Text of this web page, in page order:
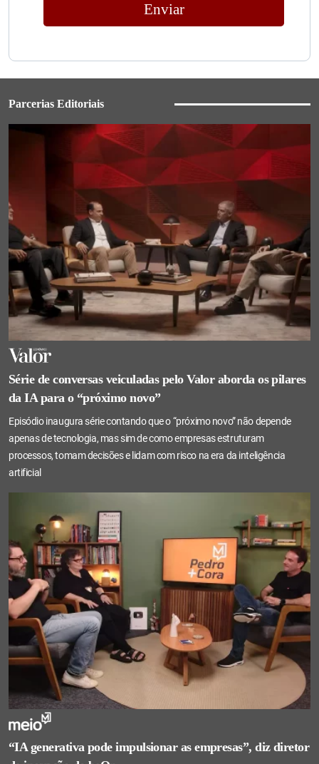
Enviar
Parcerias Editoriais
Série de conversas veiculadas pelo Valor aborda os pilares
da IA para o “próximo novo”
Episódio inaugura série contando que o “próximo novo” não depende
apenas de tecnologia, mas sim de como empresas estruturam
processos, tomam decisões e lidam com risco na era da inteligência
artificial
“IA generativa pode impulsionar as empresas”, diz diretor